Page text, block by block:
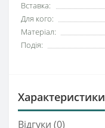
Вставка:
Для кого:
Матеріал:
Подія:
Характеристики
Відгуки (0)